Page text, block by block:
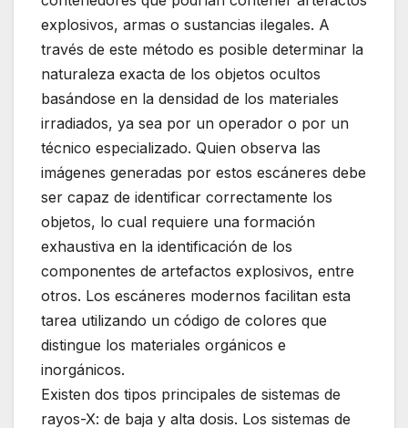
explosivos, armas o sustancias ilegales. A
través de este método es posible determinar la
naturaleza exacta de los objetos ocultos
basándose en la densidad de los materiales
irradiados, ya sea por un operador o por un
técnico especializado. Quien observa las
imágenes generadas por estos escáneres debe
ser capaz de identificar correctamente los
objetos, lo cual requiere una formación
exhaustiva en la identificación de los
componentes de artefactos explosivos, entre
otros. Los escáneres modernos facilitan esta
tarea utilizando un código de colores que
distingue los materiales orgánicos e
inorgánicos.
Existen dos tipos principales de sistemas de
rayos-X: de baja y alta dosis. Los sistemas de